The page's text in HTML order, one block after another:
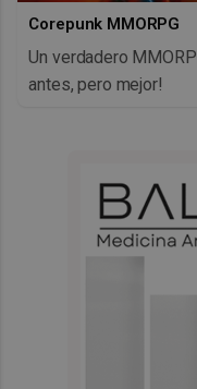
Corepunk MMORPG
Un verdadero
antes, pero mejor!